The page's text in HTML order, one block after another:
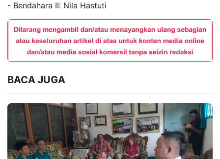
- Bendahara II: Nila Hastuti
BACA JUGA